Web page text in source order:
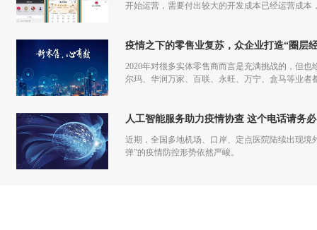
开始运营，需要付出较大的开发成本已经运营成
疫情之下的零售业复苏，众企业打造“圈层
2020年对很多实体零售商而言是充满挑战的，但
尔玛、华润万家、百联、永旺、万宁、盒马等业
人工智能服务助力疫情协查 这个电话请务
近期，全国多地机场、口岸、定点医院陆续出现
弹”的疫情防控形势依然严峻。